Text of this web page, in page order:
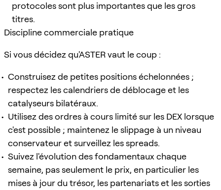
protocoles sont plus importantes que les gros
titres.
Discipline commerciale pratique
Si vous décidez qu'ASTER vaut le coup :
Construisez de petites positions échelonnées ;
respectez les calendriers de déblocage et les
catalyseurs bilatéraux.
Utilisez des ordres à cours limité sur les DEX lorsque
c'est possible ; maintenez le slippage à un niveau
conservateur et surveillez les spreads.
Suivez l'évolution des fondamentaux chaque
semaine, pas seulement le prix, en particulier les
mises à jour du trésor, les partenariats et les sorties